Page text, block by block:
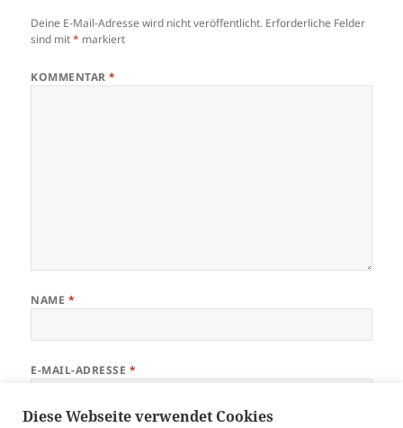
Deine E-Mail-Adresse wird nicht veröffentlicht. Erforderliche Felder
sind mit* markiert
KOMMENTAR*
NAME *
E-MAIL-ADRESSE *
Diese Webseite verwendet Cookies